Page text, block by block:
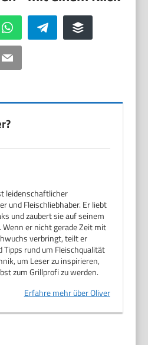
WhatsApp Telegram Buffer
Email
leidenschaftlicher
und Fleischliebhaber. Er liebt
und zaubert sie auf seinem
Wenn er nicht gerade Zeit mit
verbringt, teilt er
Tipps rund um Fleischqualität
um Leser zu inspirieren,
zum Grillprofi zu werden.
Erfahre mehr über Oliver